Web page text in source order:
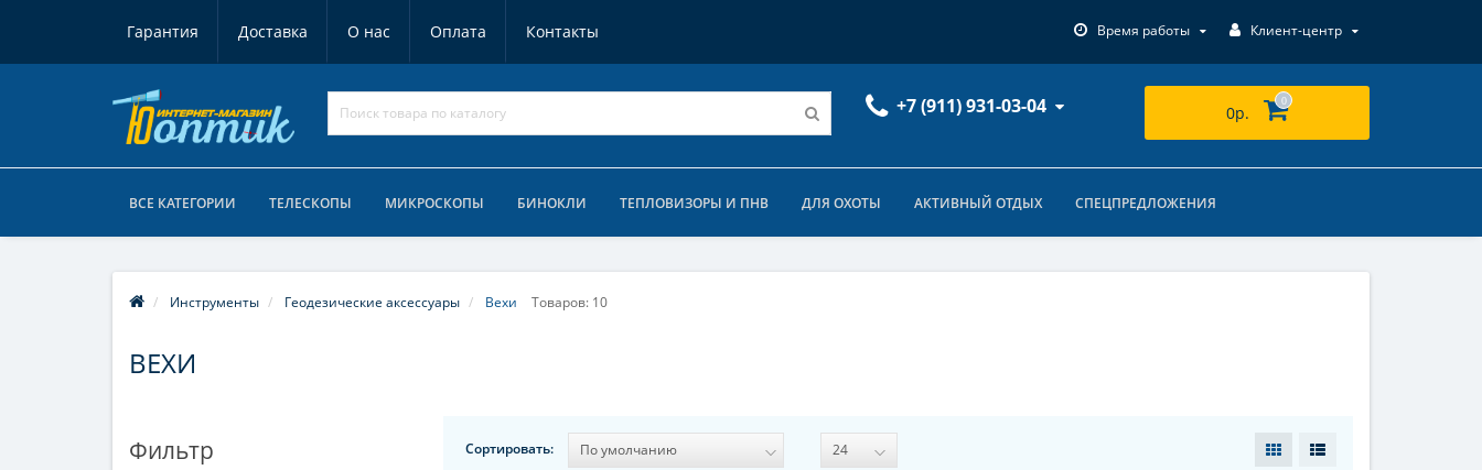
Гарантия Доставка О нас Оплата Контакты Время работы Клиент-центр
+7 (911) 931-03-04 0р.
0
ВСЕ КАТЕГОРИИ ТЕЛЕСКОПЫ МИКРОСКОПЫ БИНОКЛИ ТЕПЛОВИЗОРЫ И ПНВ ДЛЯ ОХОТЫ АКТИВНЫЙ ОТДЫХ СПЕЦПРЕДЛОЖЕНИЯ
Инструменты Геодезические аксессуары Вехи Товаров: 10
ВЕХИ
Фильтр Сортировать: